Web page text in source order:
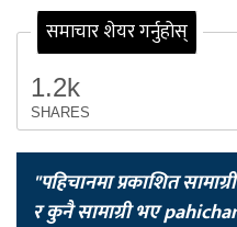
समाचार शेयर गर्नुहोस्
1.2k
SHARES
"पहिचानमा प्रकाशित
र कुनै सामाग्री भए